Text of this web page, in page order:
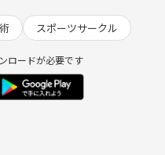
スポーツサークル
ロードが必要です